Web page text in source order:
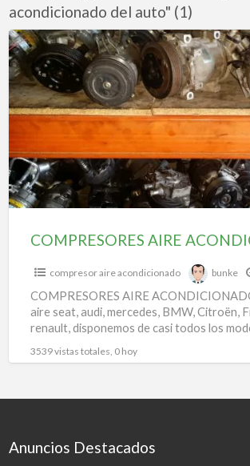
acondicionado del auto" (1)
COMPRESORES
AIRE
ACONDICIONADO
COMPRESORES AIRE
compresor aire acondicionado bunke
COMPRESORES AIRE
aire seat, audi, mercedes, BMW, Citroën,
renault, disponemos de casi todos los
3539 vistas totales, 0 hoy
Anuncios Destacados